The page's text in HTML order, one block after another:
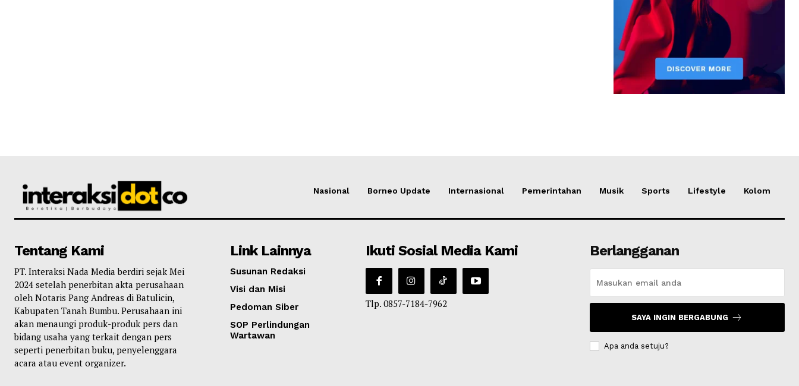
Nasional Borneo Update Internasional Pemerintahan Musik Sports Lifestyle Kolom
Tentang Kami
PT. Interaksi Nada Media berdiri sejak Mei
2024 setelah penerbitan akta perusahaan
oleh Notaris Pang Andreas di Batulicin,
Kabupaten Tanah Bumbu. Perusahaan ini
akan menaungi produk-produk pers dan
bidang usaha yang terkait dengan pers
seperti penerbitan buku, penyelenggara
acara atau event organizer.
Link Lainnya
Susunan Redaksi
Visi dan Misi
Pedoman Siber
SOP Perlindungan
Wartawan
Ikuti Sosial Media Kami
Tlp. 0857-7184-7962
Berlangganan
SAYA INGIN BERGABUNG
Apa anda setuju?